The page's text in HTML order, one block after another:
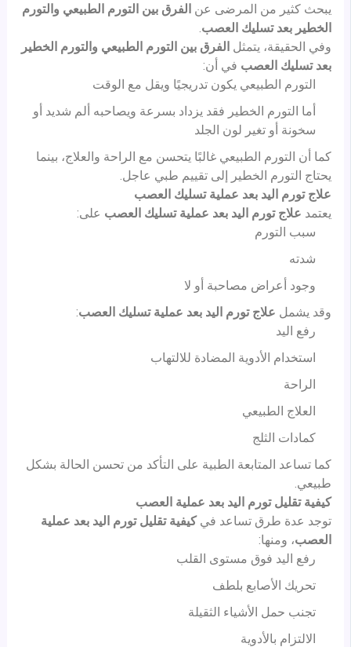
يبحث كثير من المرضى عن الفرق بين التورم الطبيعي والتورم
الخطير بعد تسليك العصب
وفي الحقيقة، يتمثل الفرق بين التورم الطبيعي والتورم الخطير
بعد تسليك العصب في أن:
التورم الطبيعي يكون تدريجيًا ويقل مع الوقت
أما التورم الخطير فقد يزداد بسرعة ويصاحبه ألم شديد أو
سخونة أو تغير لون الجلد
كما أن التورم الطبيعي غالبًا يتحسن مع الراحة والعلاج، بينما
يحتاج التورم الخطير إلى تقييم طبي عاجل.
علاج تورم اليد بعد عملية تسليك العصب
يعتمد علاج تورم اليد بعد عملية تسليك العصب على:
سبب التورم
شدته
وجود أعراض مصاحبة أو لا
وقد يشمل علاج تورم اليد بعد عملية تسليك العصب:
رفع اليد
استخدام الأدوية المضادة للالتهاب
الراحة
العلاج الطبيعي
كمادات الثلج
كما تساعد المتابعة الطبية على التأكد من تحسن الحالة بشكل
طبيعي.
كيفية تقليل تورم اليد بعد عملية العصب
توجد عدة طرق تساعد فيكيفية تقليل تورم اليد بعد عملية
العصب، ومنها:
رفع اليد فوق مستوى القلب
تحريك الأصابع بلطف
تجنب حمل الأشياء الثقيلة
الالتزام بالأدوية